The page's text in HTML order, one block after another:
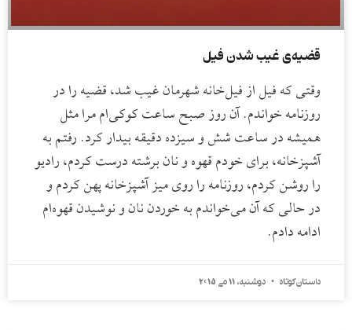
قضیه‌ی غیب شدن فیل
وقتی که فیل از فیل‌خانه شهرمان غیب شد، قضیه را در
روزنامه خواندم. آن روز صبح ساعت کوکی‌ام مرا مثل
همیشه در ساعت شش و سیزده دقیقه بیدار کرد. رفتم به
آشپزخانه، برای خودم قهوه و نان برشته درست کردم، رادیو
را روشن کردم، روزنامه را روی میز آشپزخانه پهن کردم و
در حالی که آن می‌خواندم به خوردن نان و نوشیدن قهوه‌ام
ادامه دادم.
داستان کوتاه دوشنبه، 11 می 2015